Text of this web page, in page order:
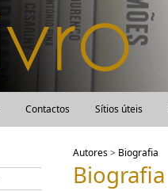
Contactos Sítios úteis
Autores> Biografia
Biografia